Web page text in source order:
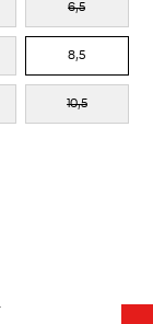
6,5
8,5
10,5